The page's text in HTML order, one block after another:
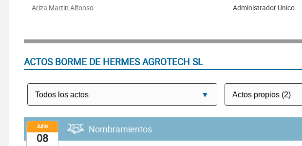
Ariza Martin Alfonso
Administrador Unico
ACTOS BORME DE HERMES AGROTECH SL
Julio
08
Nombramientos